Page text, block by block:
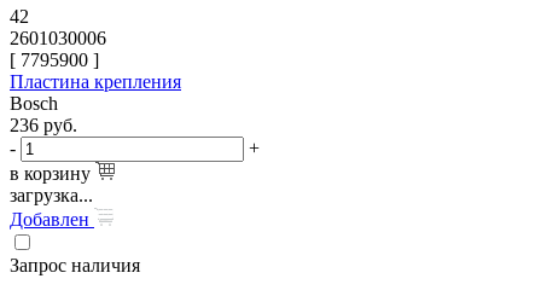
42
2601030006
[ 7795900 ]
Пластина крепления
Bosch
236 руб.
-
+
в корзину
загрузка...
Добавлен
Запрос наличия